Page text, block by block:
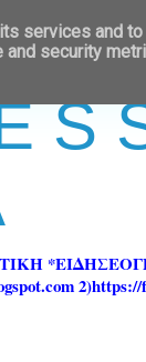
2)https://
services and
security